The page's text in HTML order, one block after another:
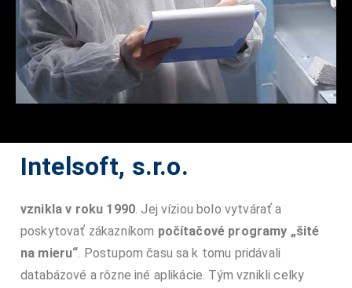
Intelsoft, s.r.o.
vznikla v roku 1990. Jej víziou bolo vytvárať a
poskytovať zákazníkom počítačové programy „šité
na mieru“. Postupom času sa k tomu pridávali
databázové a rôzne iné aplikácie. Tým vznikli celky